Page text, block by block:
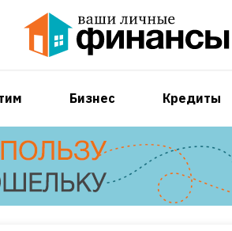
Бизнес Кредиты